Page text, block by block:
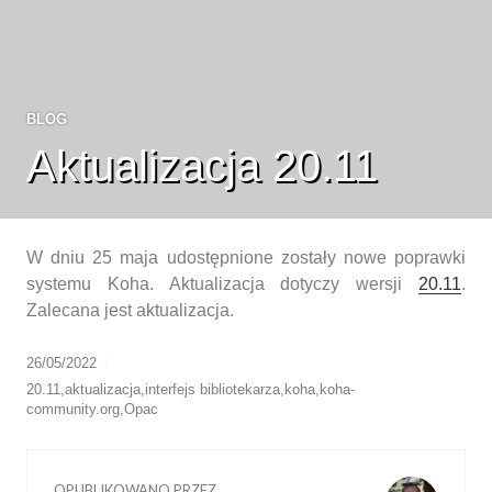
BLOG
Aktualizacja 20.11
W dniu 25 maja udostępnione zostały nowe poprawki
systemu Koha. Aktualizacja dotyczy wersji 20.11.
Zalecana jest aktualizacja.
26/05/2022
20.11 aktualizacja interfejs bibliotekarza koha koha-
community.org Opac